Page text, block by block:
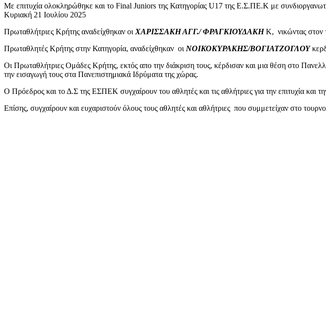
Με επιτυχία ολοκληρώθηκε και το Final Juniors της Κατηγορίας U17 της Ε.Σ.ΠΕ.Κ με
Κυριακή 21 Ιουλίου 2025
Πρωταθλήτριες Κρήτης αναδείχθηκαν οιΧΑΡΙΣΣΑΚΗ ΑΓΓ./ ΦΡΑΓΚΙΟΥΔΑΚΗΚ, νικώντας στον
Πρωταθλητές Κρήτης στην Κατηγορία, αναδείχθηκαν οιΝΟΙΚΟΚΥΡΑΚΗΣ/ΒΟΓΙΑΤΖΟΓΛΟΥ
Οι Πρωταθλήτριες Ομάδες Κρήτης, εκτός απο την διάκριση τους, κέρδισαν και μια θέση στο
την εισαγωγή τους στα Πανεπιστημιακά Ιδρύματα της χώρας.
Ο Πρόεδρος και το Δ.Σ της ΕΣΠΕΚ συγχαίρουν του αθλητές και τις αθλήτριες για την επιτυχία και
Επίσης, συγχαίρουν και ευχαριστούν όλους τους αθλητές και αθλήτριες που συμμετείχαν στο